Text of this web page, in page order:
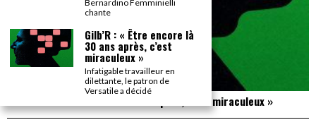
Gilb’R : « Être encore là 30 ans après, c’est miraculeux »
Bernardino Femminielli
chante
Gilb’R : « Être encore là
30 ans après, c’est
miraculeux »
Infatigable travailleur en
dilettante, le patron de
Versatile a décidé